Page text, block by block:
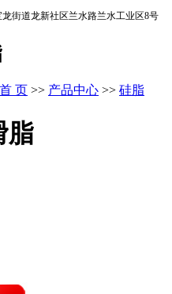
街道龙新社区兰水路兰水工业区8号
首 页 >> 产品中心 >> 硅脂
脂